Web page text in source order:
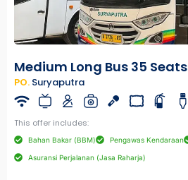
Medium Long Bus 35 Seats
PO. Suryaputra
This offer includes:
Bahan Bakar (BBM) Pengawas Kendaraan
Asuransi Perjalanan (Jasa Raharja)